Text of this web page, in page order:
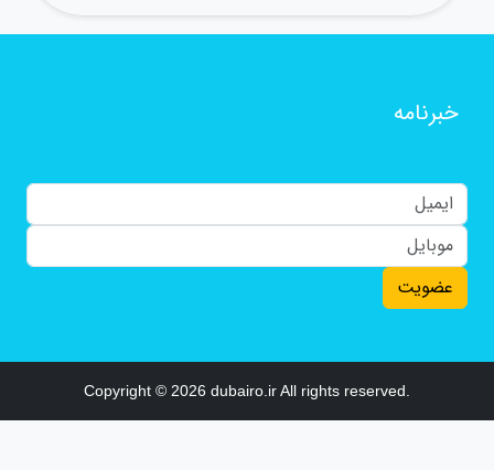
خبرنامه
عضویت
Copyright © 2026 dubairo.ir All rights reserved.